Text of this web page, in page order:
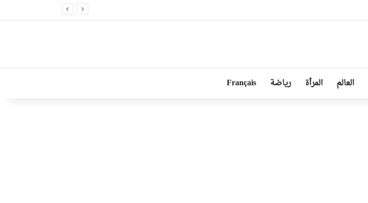
للجمعية الوطنية البيلاروسية
العالم المرأة رياضة Français